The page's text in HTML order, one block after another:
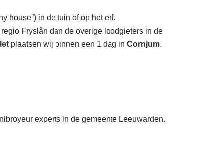
house”) in de tuin of op het erf.
Fryslân dan de overige loodgieters in de
plaatsen wij binnen een 1 dag in Cornjum.
experts in de gemeente Leeuwarden.